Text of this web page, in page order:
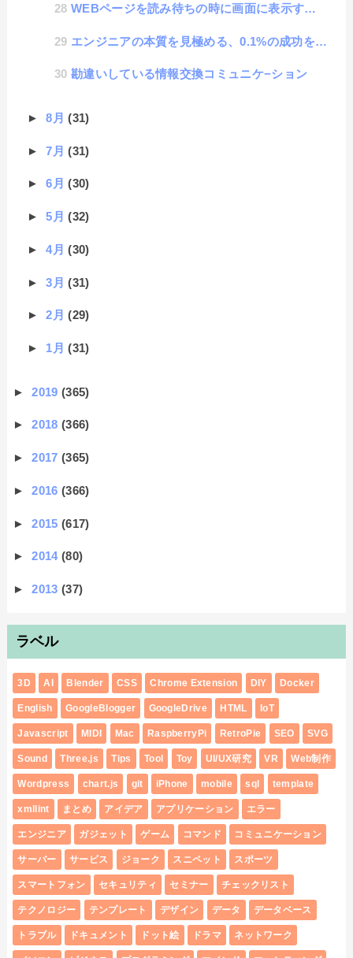
WEBページを読み待ちの時に画面に表示するLoadingライブラリ
エンジニアの本質を見極める、0.1%の成功を求める探究心
勘違いしている情報交換コミュニケ−ション
►8月(31)
►7月(31)
►6月(30)
►5月(32)
►4月(30)
►3月(31)
►2月(29)
► 1月(31)
►2019(365)
►2018(366)
►2017(365)
►2016(366)
►2015(617)
►2014(80)
►2013(37)
ラベル
3D AI Blender CSS Chrome Extension DIY Docker
English GoogleBlogger GoogleDrive HTML IoT
Javascript MIDI Mac RaspberryPi RetroPie SEO SVG
Sound Three.js Tips Tool Toy UI/UX研究 VR Web制作
Wordpress chart.js git iPhone mobile sql template
xmllint まとめ アイデア アプリケーション エラー
エンジニア ガジェット ゲーム コマンド コミュニケーション
サーバー サービス ジョーク スニペット スポーツ
スマートフォン セキュリティ セミナー チェックリスト
テクノロジー テンプレート デザイン データ データベース
トラブル ドキュメント ドット絵 ドラマ ネットワーク